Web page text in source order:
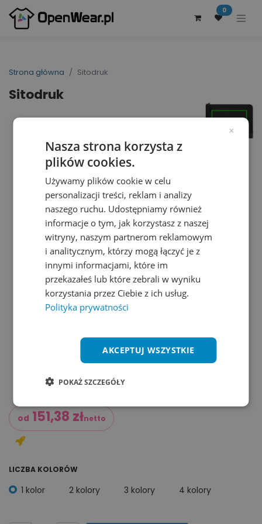
0
Strona główna Sitodruk
Sitodruk
od 151,38 złnetto
LICZBA KOLORÓW
1 kolor 2 kolory 3 kolory 4 kolory
×
Nasza strona korzysta z
plików cookies.
Używamy plików cookie w celu
personalizacji treści, reklam i analizy
naszego ruchu. Udostępniamy również
informacje o tym, jak korzystasz z naszej
witryny, naszym partnerom reklamowym
i analitycznym, którzy mogą łączyć je z
innymi informacjami, które im
przekazałeś lub które zebrali w wyniku
korzystania przez Ciebie z ich usług.
Polityka prywatności
AKCEPTUJ WSZYSTKIE
POKAŻ SZCZEGÓŁY